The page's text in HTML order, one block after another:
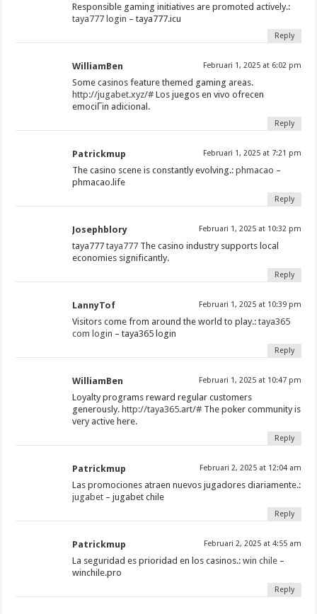
Responsible gaming initiatives are promoted actively.:
taya777 login – taya777.icu
Reply
WilliamBen Februari 1, 2025 at 6:02 pm
Some casinos feature themed gaming areas.
http://jugabet.xyz/# Los juegos en vivo ofrecen
emociГіn adicional.
Reply
Patrickmup Februari 1, 2025 at 7:21 pm
The casino scene is constantly evolving.:phmacao –
phmacao.life
Reply
Josephblory Februari 1, 2025 at 10:32 pm
taya777taya777 The casino industry supports local
economies significantly.
Reply
LannyTof Februari 1, 2025 at 10:39 pm
Visitors come from around the world to play.:taya365
com login – taya365 login
Reply
WilliamBen Februari 1, 2025 at 10:47 pm
Loyalty programs reward regular customers
generously. http://taya365.art/# The poker community is
very active here.
Reply
Patrickmup Februari 2, 2025 at 12:04 am
Las promociones atraen nuevos jugadores diariamente.:
jugabet – jugabet chile
Reply
Patrickmup Februari 2, 2025 at 4:55 am
La seguridad es prioridad en los casinos.:win chile –
winchile.pro
Reply